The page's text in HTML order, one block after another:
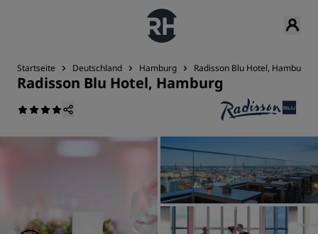
Startseite Deutschland Hamburg Radisson Blu Hotel, Hamburg
Radisson Blu Hotel, Hamburg